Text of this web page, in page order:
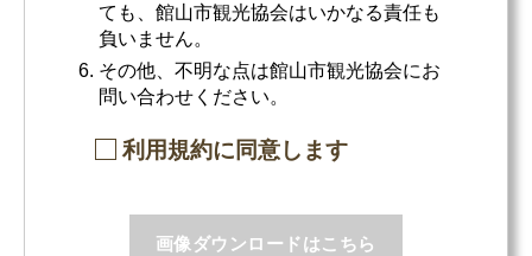
ても、館山市観光協会はいかなる責任も
負いません。
その他、不明な点は館山市観光協会にお
問い合わせください。
利用規約に同意します
画像ダウンロードはこちら